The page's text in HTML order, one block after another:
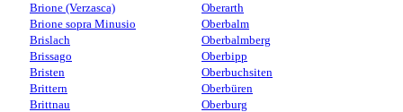
Brione (Verzasca)
Brione sopra Minusio
Brislach
Brissago
Bristen
Brittern
Brittnau
Oberarth
Oberbalm
Oberbalmberg
Oberbipp
Oberbuchsiten
Oberbüren
Oberburg